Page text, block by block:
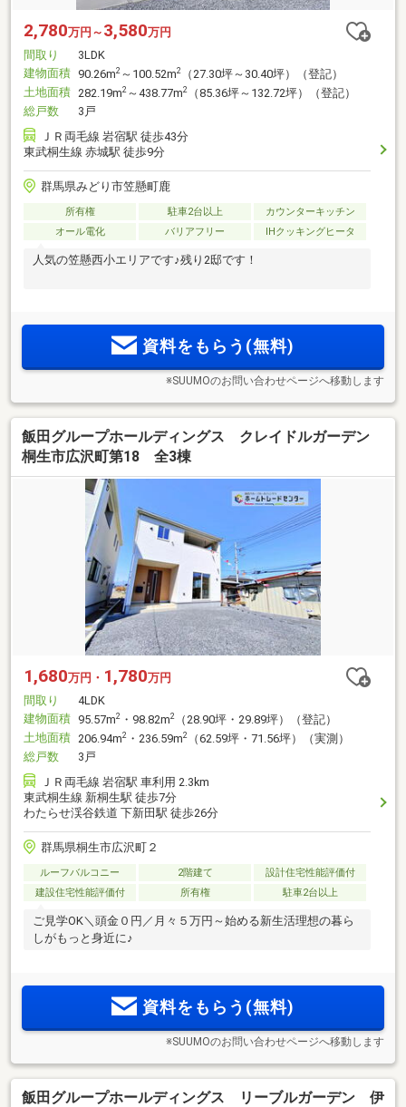
2,780万円～ 3,580万円
間取り
3LDK
建物面積 90.26m2 ～100.52m2
（27.30坪～30.40坪）（登記）
土地面積 282.19m2 ～438.77m2
（85.36坪～132.72坪）（登記）
総戸数
3戸
ＪＲ両毛線 岩宿駅 徒歩43分
東武桐生線 赤城駅 徒歩9分
群馬県みどり市笠懸町鹿
所有権 駐車2台以上
カウンターキッチン
オール電化
バリアフリー IHクッキングヒータ
人気の笠懸西小エリアです♪残り2邸です！
資料をもらう(無料)
※SUUMOのお問い合わせページへ移動します
飯田グループホールディングス クレイドルガーデン
桐生市広沢町第18 全3棟
1,680万円・ 1,780万円
間取り
4LDK
建物面積 95.57m2 ・98.82m2
（28.90坪・29.89坪）（登記）
土地面積 206.94m2 ・236.59m2
（62.59坪・71.56坪）（実測）
総戸数
3戸
ＪＲ両毛線 岩宿駅 車利用 2.3km
東武桐生線 新桐生駅 徒歩7分
わたらせ渓谷鉄道 下新田駅 徒歩26分
群馬県桐生市広沢町２
ルーフバルコニー 2階建て
設計住宅性能評価付
建設住宅性能評価付
所有権 駐車2台以上
ご見学OK＼頭金０円／月々５万円～始める新生活理想の暮ら
しがもっと身近に♪
資料をもらう(無料)
※SUUMOのお問い合わせページへ移動します
飯田グループホールディングス リーブルガーデン 伊